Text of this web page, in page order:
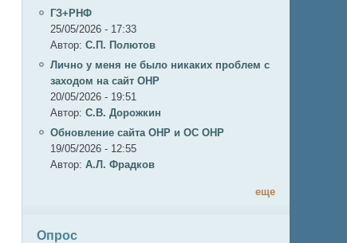
ГЗ+РНФ
25/05/2026 - 17:33
Автор: C.П. Полютов
Лично у меня не было никаких проблем с
заходом на сайт ОНР
20/05/2026 - 19:51
Автор: С.В. Дорожкин
Обновление сайта ОНР и ОС ОНР
19/05/2026 - 12:55
Автор: А.Л. Фрадков
еще
Опрос